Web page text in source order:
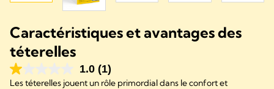
Caractéristiques et avantages des
téterelles
1.0 (1)
Les téterelles jouent un rôle primordial dans le confort et